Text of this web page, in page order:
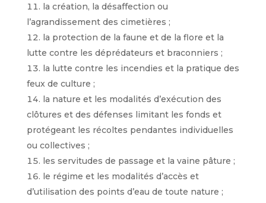
la création, la désaffection ou
l’agrandissement des cimetières ;
la protection de la faune et de la flore et la
lutte contre les déprédateurs et braconniers ;
la lutte contre les incendies et la pratique des
feux de culture ;
la nature et les modalités d’exécution des
clôtures et des défenses limitant les fonds et
protégeant les récoltes pendantes individuelles
ou collectives ;
les servitudes de passage et la vaine pâture ;
le régime et les modalités d’accès et
d’utilisation des points d’eau de toute nature ;